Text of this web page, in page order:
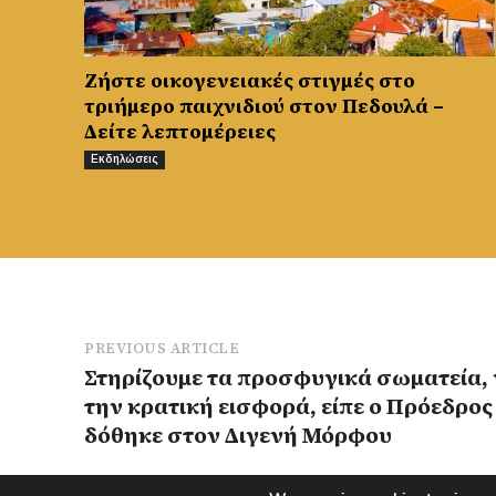
Ζήστε οικογενειακές στιγμές στο
τριήμερο παιχνιδιού στον Πεδουλά –
Δείτε λεπτομέρειες
Εκδηλώσεις
PREVIOUS ARTICLE
Στηρίζουμε τα προσφυγικά σωματεία,
την κρατική εισφορά, είπε ο
δόθηκε στον Διγενή Μόρφου